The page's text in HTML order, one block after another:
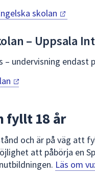
skolan
– Uppsala
– undervisning endast
fyllt 18 år
och är på väg att
att påbörja en
Läs om